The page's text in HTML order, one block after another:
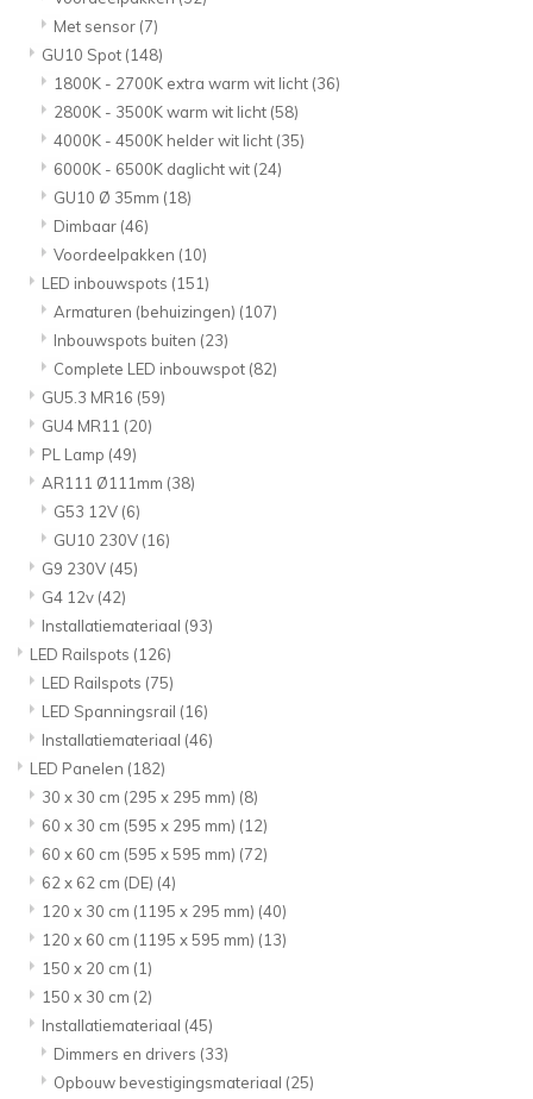
Met sensor (7)
GU10 Spot (148)
1800K - 2700K extra warm wit licht (36)
2800K - 3500K warm wit licht (58)
4000K - 4500K helder wit licht (35)
6000K - 6500K daglicht wit (24)
GU10 Ø 35mm (18)
Dimbaar (46)
Voordeelpakken (10)
LED inbouwspots (151)
Armaturen (behuizingen) (107)
Inbouwspots buiten (23)
Complete LED inbouwspot (82)
GU5.3 MR16 (59)
GU4 MR11 (20)
PL Lamp (49)
AR111 Ø111mm (38)
G53 12V (6)
GU10 230V (16)
G9 230V (45)
G4 12v (42)
Installatiemateriaal (93)
LED Railspots (126)
LED Railspots (75)
LED Spanningsrail (16)
Installatiemateriaal (46)
LED Panelen (182)
30 x 30 cm (295 x 295 mm) (8)
60 x 30 cm (595 x 295 mm) (12)
60 x 60 cm (595 x 595 mm) (72)
62 x 62 cm (DE) (4)
120 x 30 cm (1195 x 295 mm) (40)
120 x 60 cm (1195 x 595 mm) (13)
150 x 20 cm (1)
150 x 30 cm (2)
Installatiemateriaal (45)
Dimmers en drivers (33)
Opbouw bevestigingsmateriaal (25)